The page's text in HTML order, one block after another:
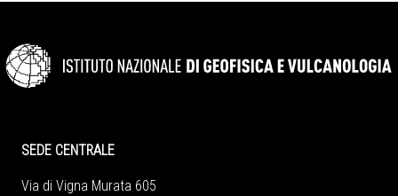
SEDE CENTRALE
Via di Vigna Murata 605